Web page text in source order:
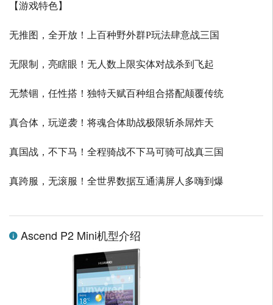
【游戏特色】
无推图，全开放！上百种野外群P玩法肆意战三国
无限制，亮瞎眼！无人数上限实体对战杀到飞起
无禁锢，任性搭！独特天赋百种组合搭配颠覆传统
真合体，玩逆袭！将魂合体助战极限斩杀屌炸天
真国战，不下马！全程骑战不下马可骑可战真三国
真跨服，无滚服！全世界数据互通满屏人多嗨到爆
Ascend P2 Mini机型介绍